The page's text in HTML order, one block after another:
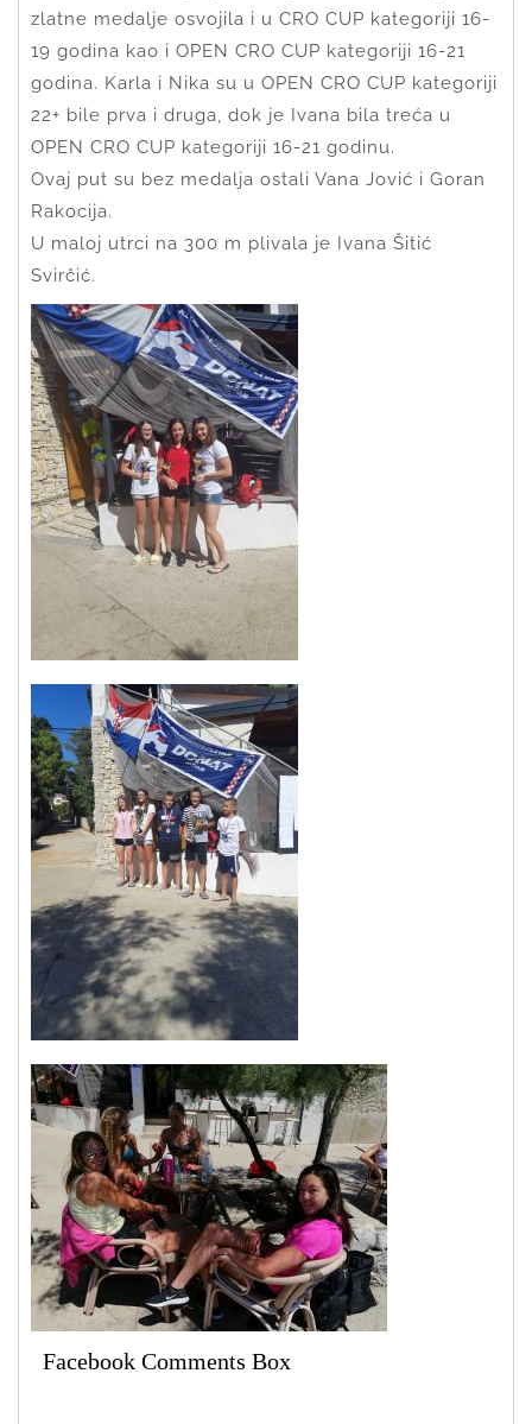
zlatne medalje osvojila i u CRO CUP kategoriji 16-
19 godina kao i OPEN CRO CUP kategoriji 16-21
godina. Karla i Nika su u OPEN CRO CUP kategoriji
22+ bile prva i druga, dok je Ivana bila treća u
OPEN CRO CUP kategoriji 16-21 godinu.
Ovaj put su bez medalja ostali Vana Jović i Goran
Rakocija.
U maloj utrci na 300 m plivala je Ivana Šitić
Svirčić.
Facebook Comments Box